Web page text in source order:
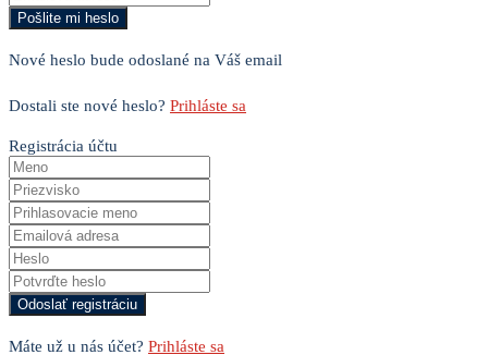
Nové heslo bude odoslané na Váš email
Dostali ste nové heslo? Prihláste sa
Registrácia účtu
Máte už u nás účet? Prihláste sa